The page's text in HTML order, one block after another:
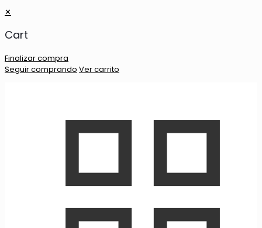
✕
Cart
Finalizar compra
Seguir comprando Ver carrito